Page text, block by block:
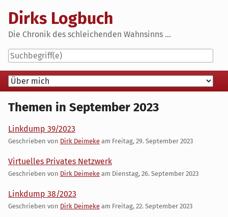
content
Dirks Logbuch
Die Chronik des schleichenden Wahnsinns ...
Navigation
Themen in September 2023
Linkdump 39/2023
Geschrieben von Dirk Deimeke am Freitag, 29. September 2023
Virtuelles Privates Netzwerk
Geschrieben von Dirk Deimeke am Dienstag, 26. September 2023
Linkdump 38/2023
Geschrieben von Dirk Deimeke am Freitag, 22. September 2023